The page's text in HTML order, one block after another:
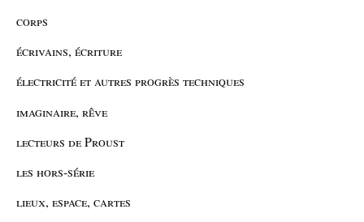
corps
écrivains, écriture
électricité et autres progrès techniques
imaginaire, rêve
lecteurs de Proust
les hors-série
lieux, espace, cartes